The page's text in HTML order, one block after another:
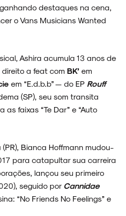
destaques na cena,
o Vans Musicians Wanted
Ashira acumula 13 anos de
a feat com BK’ em
em “E.d.b.b” — do EP Rouff
(SP), seu som transita
faixas “Te Dar” e “Auto
Bianca Hoffmann mudou-
para catapultar sua carreira
lançou seu primeiro
seguido por Cannidae
“No Friends No Feelings” e